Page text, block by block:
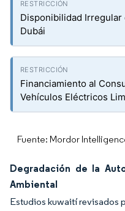
Disponibilidad Irregular
Dubái
Financiamiento al
Vehículos Eléctricos
Fuente: Mordor
Degradación de la
Ambiental
Estudios kuwaití revisados